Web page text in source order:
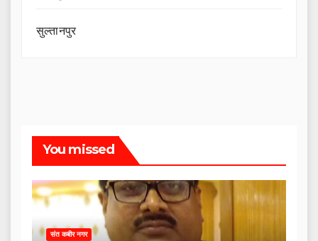
सुल्तानपुर
You missed
संत कबीर नगर